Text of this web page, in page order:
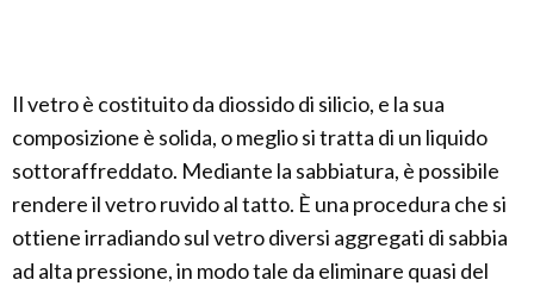
Il vetro è costituito da diossido di silicio, e la sua
composizione è solida, o meglio si tratta di un liquido
sottoraffreddato. Mediante la sabbiatura, è possibile
rendere il vetro ruvido al tatto. È una procedura che si
ottiene irradiando sul vetro diversi aggregati di sabbia
ad alta pressione, in modo tale da eliminare quasi del